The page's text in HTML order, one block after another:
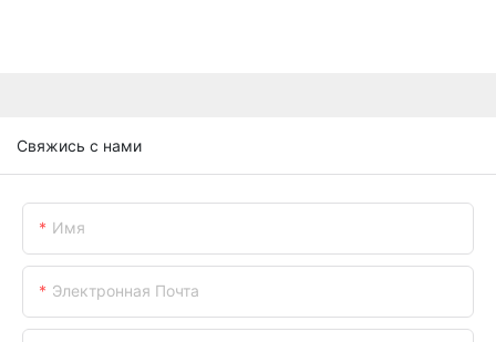
Свяжись с нами
Имя
Электронная Почта